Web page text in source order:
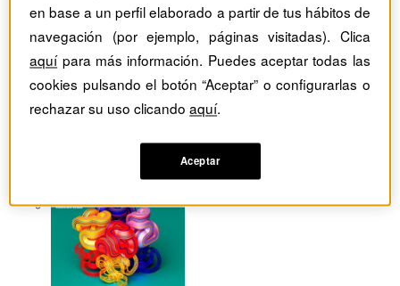
Monográficos
Dossieres
Revistas del mes
en base a un perfil elaborado a partir de tus hábitos de
navegación (por ejemplo, páginas visitadas). Clica
aquípara más información. Puedes aceptar todas las
cookies pulsando el botón “Aceptar” o configurarlas o
rechazar su uso clicandoaquí.
Aceptar